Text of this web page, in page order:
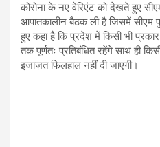
कोरोना के नए वेरिएंट को देखते हुए
आपातकालीन बैठक ली है जिसमें सीएम
हुए कहा ​है कि प्रदेश में किसी भी
तक पूर्णतः प्रतिबंधित रहेंगे साथ ही
इजाज़त फिलहाल नहीं दी जाएगी।